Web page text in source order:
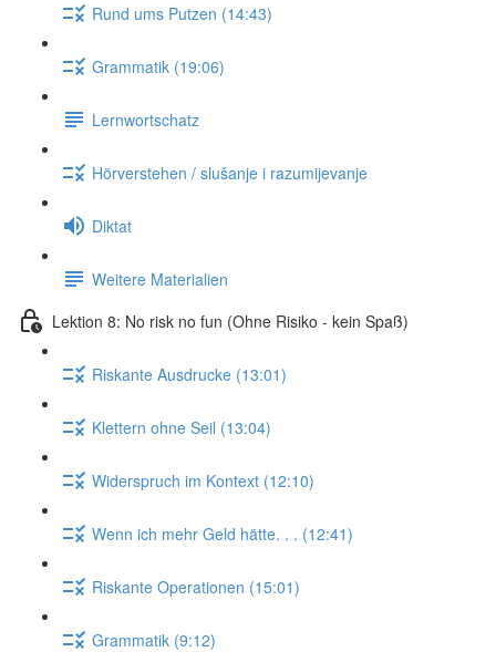
Rund ums Putzen (14:43)
Grammatik (19:06)
Lernwortschatz
Hörverstehen / slušanje i razumijevanje
Diktat
Weitere Materialien
Lektion 8: No risk no fun (Ohne Risiko - kein Spaß)
Riskante Ausdrucke (13:01)
Klettern ohne Seil (13:04)
Widerspruch im Kontext (12:10)
Wenn ich mehr Geld hätte. . . (12:41)
Riskante Operationen (15:01)
Grammatik (9:12)